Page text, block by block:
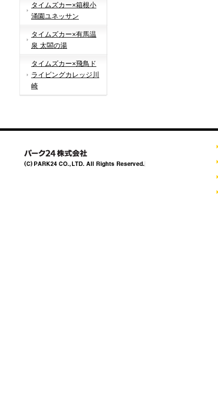
タイムズカー×箱根小
涌園ユネッサン
タイムズカー×有馬温
泉 太閤の湯
タイムズカー×飛鳥ド
ライビングカレッジ川
崎